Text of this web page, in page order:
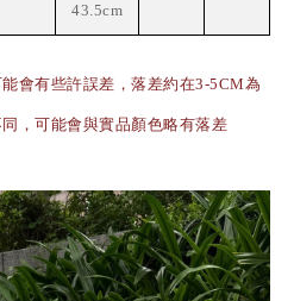
43.5cm
會有些許誤差，落差約在3-5CM為
，可能會與實品顏色略有落差